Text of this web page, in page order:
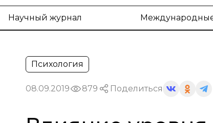
Научный журнал
Психология
08.09.2019 879 Поделиться